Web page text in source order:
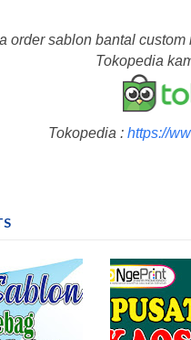
order sablon bantal
Tokopedia
Tokopedia : https://